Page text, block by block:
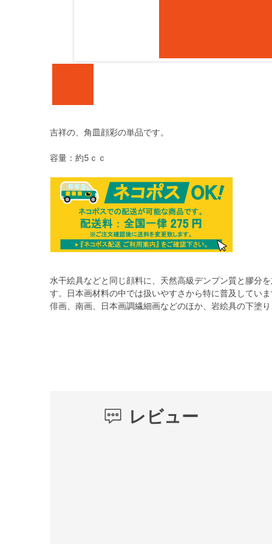
吉祥の、角皿顔彩の単品です。
容量：約5ｃｃ
水干絵具などと同じ顔料に、天然高級デンプン質と膠分
す。日本画材料の中では扱いやすさから特に普及してい
俳画、南画、日本画調繊細画などのほか、岩絵具の下塗り
レビュー